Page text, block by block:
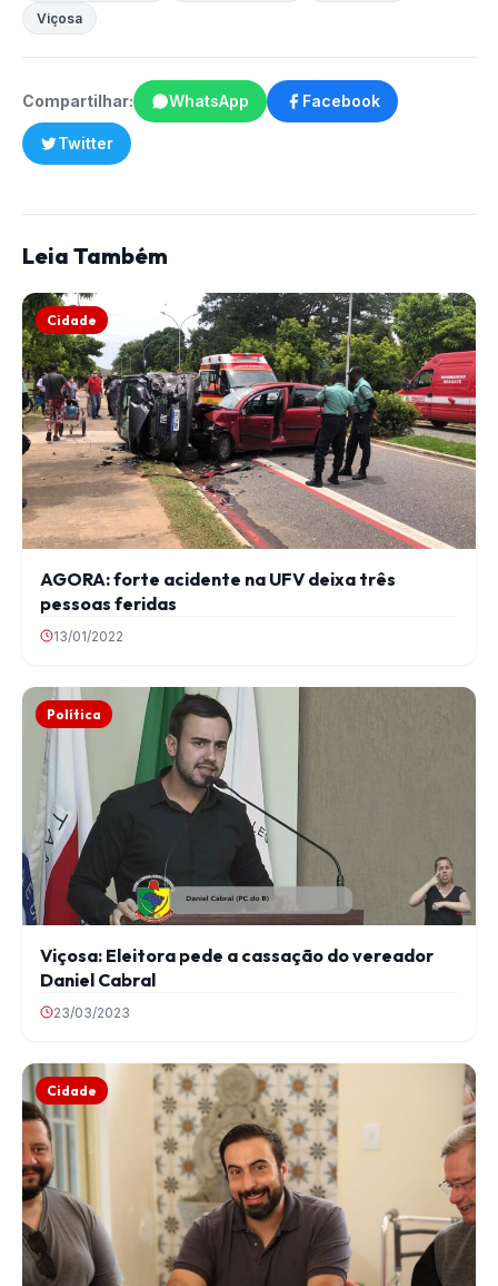
Viçosa
Compartilhar: WhatsApp Facebook
Twitter
Leia Também
Cidade
AGORA: forte acidente na UFV deixa três
pessoas feridas
13/01/2022
Política
Viçosa: Eleitora pede a cassação do vereador
Daniel Cabral
23/03/2023
Cidade